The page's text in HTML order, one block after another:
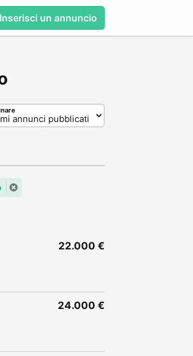
Inserisci un annuncio
22.000 €
24.000 €